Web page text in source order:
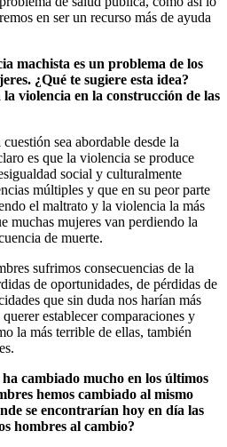
en ser un recurso más de ayuda
machista es un problema de los
¿Qué te sugiere esta idea?
la violencia en la construcción de las
sea abordable desde la
es que la violencia se produce
social y culturalmente
múltiples y que en su peor parte
el maltrato y la violencia la más
muchas mujeres van perdiendo la
de muerte.
sufrimos consecuencias de la
de oportunidades, de pérdidas de
que sin duda nos harían más
establecer comparaciones y
la más terrible de ellas, también
cambiado mucho en los últimos
hemos cambiado al mismo
se encontrarían hoy en día las
hombres al cambio?